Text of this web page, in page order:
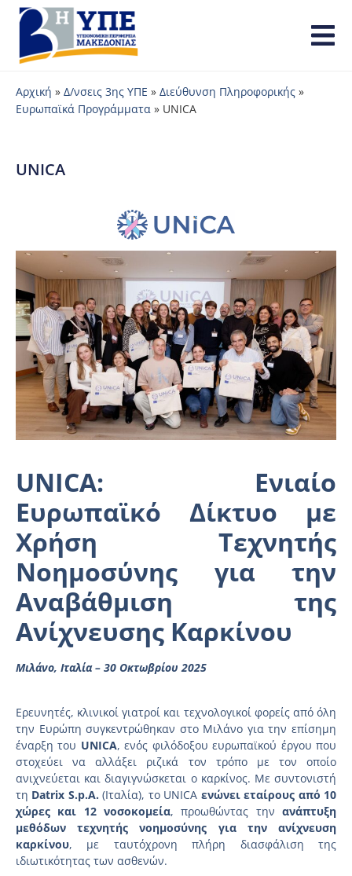
Αρχική » Δ/νσεις 3ης ΥΠΕ » Διεύθυνση Πληροφορικής »
Ευρωπαϊκά Προγράμματα » UNICA
UNICA
UNICA: Ενιαίο
Ευρωπαϊκό Δίκτυο με
Χρήση Τεχνητής
Νοημοσύνης για την
Αναβάθμιση της
Ανίχνευσης Καρκίνου
Μιλάνο, Ιταλία – 30 Οκτωβρίου 2025
Ερευνητές, κλινικοί γιατροί και τεχνολογικοί φορείς από όλη
την Ευρώπη συγκεντρώθηκαν στο Μιλάνο για την επίσημη
έναρξη του UNICA, ενός φιλόδοξου ευρωπαϊκού έργου που
στοχεύει να αλλάξει ριζικά τον τρόπο με τον οποίο
ανιχνεύεται και διαγιγνώσκεται ο καρκίνος. Με συντονιστή
τη Datrix S.p.A. (Ιταλία), το UNICA ενώνει εταίρους από 10
χώρες και 12 νοσοκομεία, προωθώντας την ανάπτυξη
μεθόδων τεχνητής νοημοσύνης για την ανίχνευση
καρκίνου, με ταυτόχρονη πλήρη διασφάλιση της
ιδιωτικότητας των ασθενών.